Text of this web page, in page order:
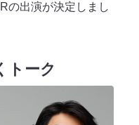
の出演が決定しまし
トーク